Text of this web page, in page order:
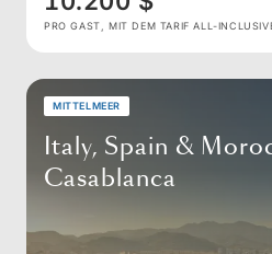
PRO GAST, MIT DEM TARIF ALL-
MITTELMEER
Italy, Spain &
Casablanca